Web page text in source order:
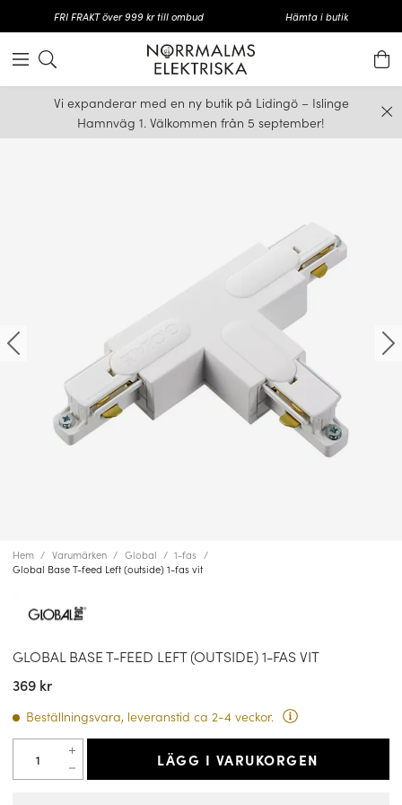
FRI FRAKT över 999 kr till ombud Hämta i butik
Vi expanderar med en ny butik på Lidingö – Islinge
Hamnväg 1. Välkommen från 5 september!
Hem Varumärken Global
1-fas
Global Base T-feed Left (outside) 1-fas vit
GLOBAL BASE T-FEED LEFT (OUTSIDE) 1-FAS VIT
369 kr
Beställningsvara, leveranstid ca 2-4 veckor.
LÄGG I VARUKORGEN